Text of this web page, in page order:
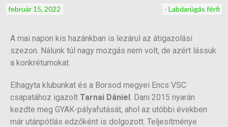
- Labdarúgás férfi
február 15, 2022
A mai napon kis hazánkban is lezárul az átigazolási
szezon. Nálunk túl nagy mozgás nem volt, de azért lássuk
a konkrétumokat.
Elhagyta klubunkat és a Borsod megyei Encs VSC
csapatához igazolt Tarnai Dániel. Dani 2015 nyarán
kezdte meg GYAK-pályafutását, ahol az utóbbi években
már utánpótlás edzőként is dolgozott. Teljesítménye